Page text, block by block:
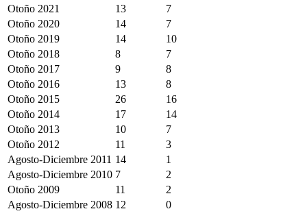
Otoño 2021
13
7
Otoño 2020
14
7
Otoño 2019
14
10
Otoño 2018
8
7
Otoño 2017
9
8
Otoño 2016
13
8
Otoño 2015
26
16
Otoño 2014
17
14
Otoño 2013
10
7
Otoño 2012
11
3
Agosto-Diciembre 2011 14
1
Agosto-Diciembre 2010 7
2
Otoño 2009
11
2
Agosto-Diciembre 2008 12 0